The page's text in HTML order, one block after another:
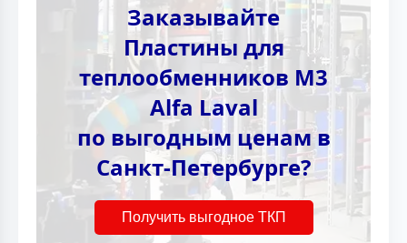
Заказывайте
Пластины для
теплообменников M3
Alfa Laval
по выгодным ценам в
Санкт-Петербурге?
Получить выгодное ТКП